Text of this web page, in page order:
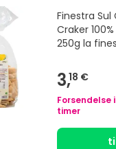
Finestra Sul
Craker
250g la
3,18 €
Forsendelse
timer